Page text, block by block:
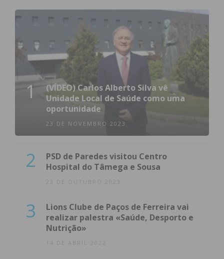
1
(VÍDEO) Carlos Alberto Silva vê
Unidade Local de Saúde como uma
oportunidade
23 DE NOVEMBRO 2023
2
PSD de Paredes visitou Centro
Hospital do Tâmega e Sousa
23 DE OUTUBRO 2023
3
Lions Clube de Paços de Ferreira vai
realizar palestra «Saúde, Desporto e
Nutrição»
14 DE ABRIL 2022